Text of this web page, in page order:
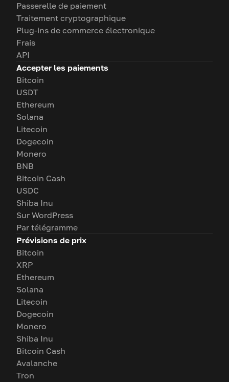
Passerelle de paiement
Traitement cryptographique
Plug-ins de commerce électronique
Frais
API
Accepter les paiements
Bitcoin
USDT
Ethereum
Solana
Litecoin
Dogecoin
Monero
BNB
Bitcoin Cash
USDC
Shiba Inu
Sur WordPress
Par télégramme
Prévisions de prix
Bitcoin
XRP
Ethereum
Solana
Litecoin
Dogecoin
Monero
Shiba Inu
Bitcoin Cash
Avalanche
Tron